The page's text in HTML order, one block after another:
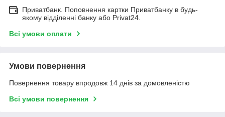
Приватбанк. Поповнення картки Приватбанку в будь-
якому відділенні банку або Privat24.
Всі умови оплати
Умови повернення
Повернення товару впродовж 14 днів за домовленістю
Всі умови повернення